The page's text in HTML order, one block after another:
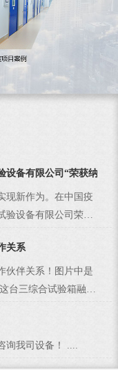
设备有限公司“荣获纳税
现新作为。在中国疫
设备有限公司荣获
份肯定和鼓励更加坚
峰的决心。....
关系
伙伴关系！图片中是
台三综合试验箱融合
我司设备！ ....